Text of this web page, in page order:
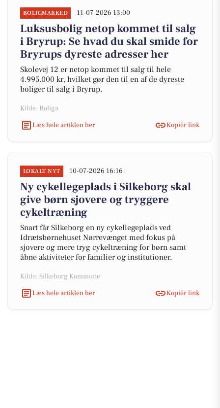
BOLIGMARKED 11-07-2026 13:00
Luksusbolig netop kommet til salg
i Bryrup: Se hvad du skal smide for
Bryrups dyreste adresser her
Skolevej 12 er netop kommet til salg til hele
4.995.000 kr, hvilket gør den til en af de dyreste
boliger til salg i Bryrup.
Kilde: Boliga
Læs hele artiklen her
Kopiér link
LOKALT NYT 10-07-2026 16:16
Ny cykellegeplads i Silkeborg skal
give børn sjovere og tryggere
cykeltræning
Snart får Silkeborg en ny cykellegeplads ved
Idrætsbørnehuset Nørrevænget med fokus på
sjovere og mere tryg cykeltræning for børn samt
åbne aktiviteter for familier og institutioner.
Kilde: Silkeborg Kommune
Læs hele artiklen her
Kopiér link